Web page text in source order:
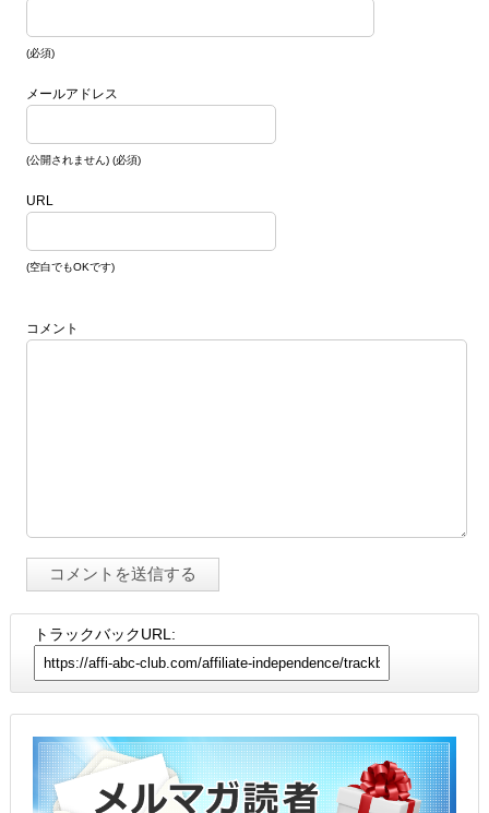
(必須)
メールアドレス
(公開されません) (必須)
URL
(空白でもOKです)
コメント
トラックバックURL: